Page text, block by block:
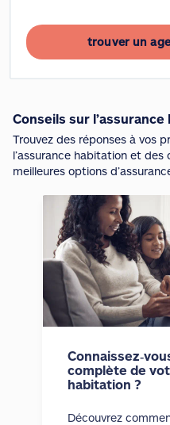
trouver un
Conseils sur
Trouvez des réponses à vos
l’assurance habitation et des
meilleures options
complète de
habitation ?
Découvrez